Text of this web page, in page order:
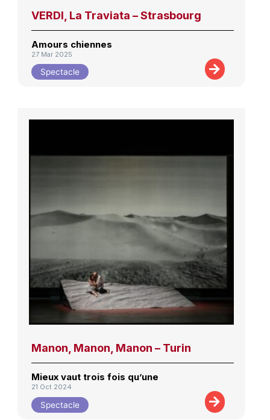
VERDI, La Traviata – Strasbourg
Amours chiennes
27 Mar 2025
Spectacle
Manon, Manon, Manon – Turin
Mieux vaut trois fois qu’une
21 Oct 2024
Spectacle